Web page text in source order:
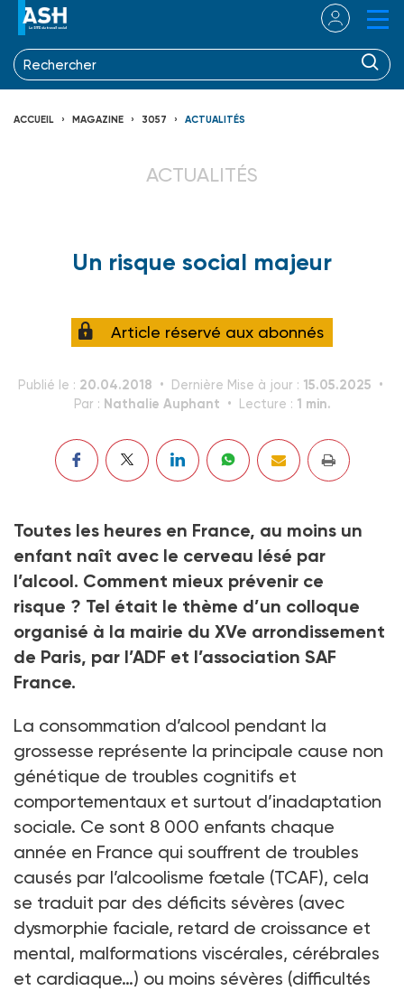
ACCUEIL MAGAZINE 3057 ACTUALITÉS
ACTUALITÉS
Un risque social majeur
Article réservé aux abonnés
Publié le : 20.04.2018 Dernière Mise à jour : 15.05.2025
Par : Nathalie Auphant Lecture : 1 min.
Toutes les heures en France, au moins un
enfant naît avec le cerveau lésé par
l’alcool. Comment mieux prévenir ce
risque ? Tel était le thème d’un colloque
organisé à la mairie du XVe arrondissement
de Paris, par l’ADF et l’association SAF
France.
La consommation d’alcool pendant la
grossesse représente la principale cause non
génétique de troubles cognitifs et
comportementaux et surtout d’inadaptation
sociale. Ce sont 8 000 enfants chaque
année en France qui souffrent de troubles
causés par l’alcoolisme fœtale (TCAF), cela
se traduit par des déficits sévères (avec
dysmorphie faciale, retard de croissance et
mental, malformations viscérales, cérébrales
et cardiaque…) ou moins sévères (difficultés